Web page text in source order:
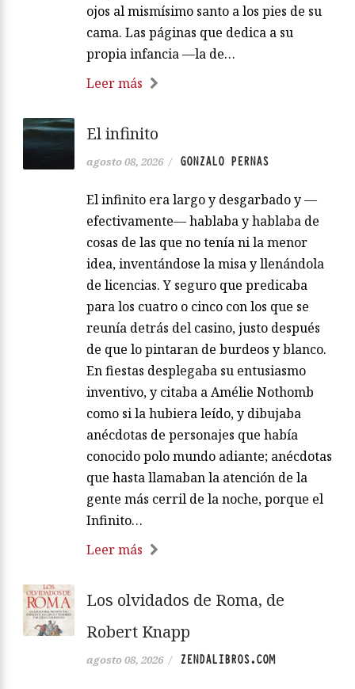
ojos al mismísimo santo a los pies de su
cama. Las páginas que dedica a su
propia infancia —la de…
Leer más
El infinito
agosto 08, 2026 / GONZALO PERNAS
El infinito era largo y desgarbado y —
efectivamente— hablaba y hablaba de
cosas de las que no tenía ni la menor
idea, inventándose la misa y llenándola
de licencias. Y seguro que predicaba
para los cuatro o cinco con los que se
reunía detrás del casino, justo después
de que lo pintaran de burdeos y blanco.
En fiestas desplegaba su entusiasmo
inventivo, y citaba a Amélie Nothomb
como si la hubiera leído, y dibujaba
anécdotas de personajes que había
conocido polo mundo adiante; anécdotas
que hasta llamaban la atención de la
gente más cerril de la noche, porque el
Infinito…
Leer más
Los olvidados de Roma, de
Robert Knapp
agosto 08, 2026 / ZENDALIBROS.COM